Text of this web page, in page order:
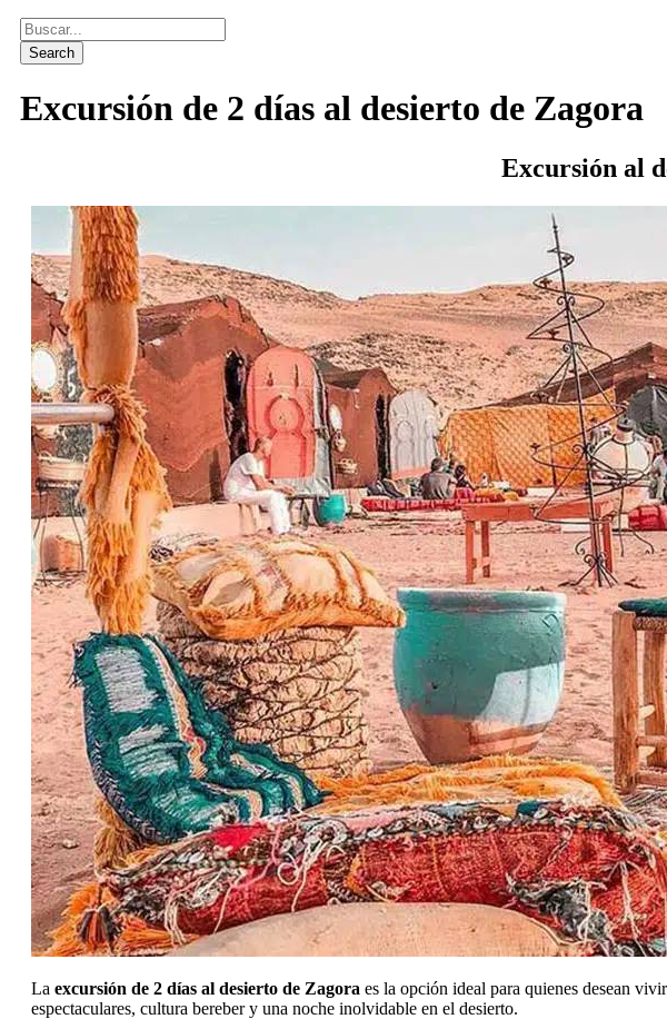
Excursión de 2 días al desierto de Zagora
Excursión al
La excursión de 2 días al desierto de Zagora es la opción ideal para quienes desean
espectaculares, cultura bereber y una noche inolvidable en el desierto.